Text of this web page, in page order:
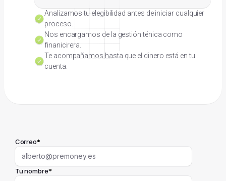
Analizamos tu elegibilidad antes de iniciar cualquier
proceso.
Nos encargamos de la gestión ténica como
finanicirera.
Te acompañamos hasta que el dinero está en tu
cuenta.
Correo*
Tu nombre*